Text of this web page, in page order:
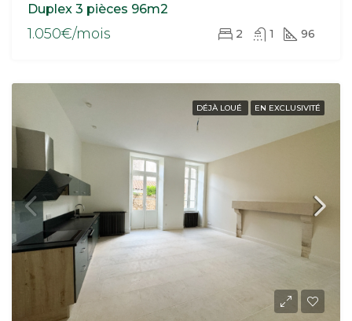
Duplex 3 pièces 96m2
1.050€/mois 2 1 96
DÉJÀ LOUÉ EN EXCLUSIVITÉ